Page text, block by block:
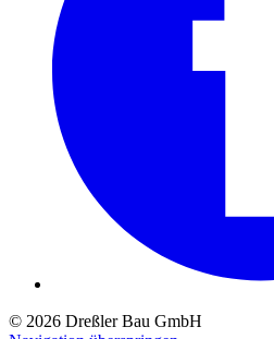
© 2026 Dreßler Bau GmbH